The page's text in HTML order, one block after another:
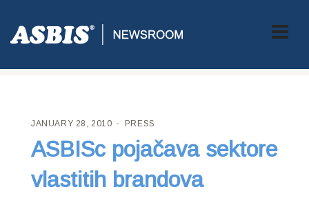
ASBIS CROATIA PRESS> ASBISC POJAČAVA SEKTORE
JANUARY 28, 2010 PRESS
ASBISc pojačava sektore
vlastitih brandova